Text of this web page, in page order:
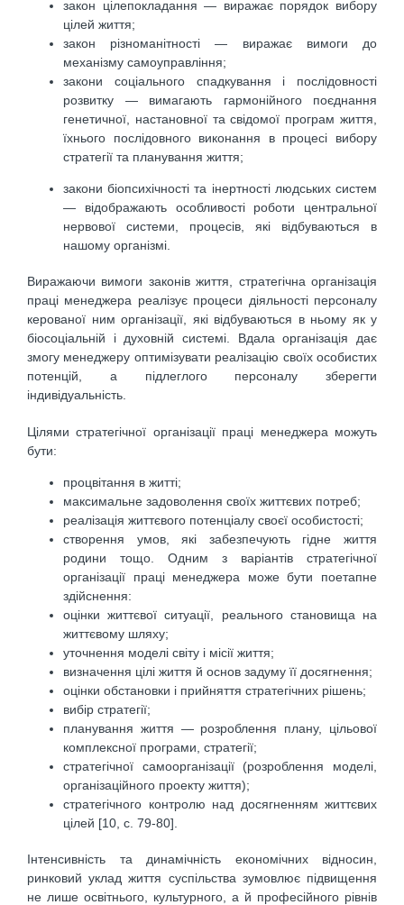
закон цілепокладання — виражає порядок вибору
цілей життя;
закон різноманітності — виражає вимоги до
механізму самоуправління;
закони соціального спадкування і послідовності
розвитку — вимагають гармонійного поєднання
генетичної, настановної та свідомої програм життя,
їхнього послідовного виконання в процесі вибору
стратегії та планування життя;
закони біопсихічності та інертності людських систем
— відображають особливості роботи центральної
нервової системи, процесів, які відбуваються в
нашому організмі.
Виражаючи вимоги законів життя, стратегічна організація
праці менеджера реалізує процеси діяльності персоналу
керованої ним організації, які відбуваються в ньому як у
біосоціальній і духовній системі. Вдала організація дає
змогу менеджеру оптимізувати реалізацію своїх особистих
потенцій, а підлеглого персоналу зберегти
індивідуальність.
Цілями стратегічної організації праці менеджера можуть
бути:
процвітання в житті;
максимальне задоволення своїх життєвих потреб;
реалізація життєвого потенціалу своєї особистості;
створення умов, які забезпечують гідне життя
родини тощо. Одним з варіантів стратегічної
організації праці менеджера може бути поетапне
здійснення:
оцінки життєвої ситуації, реального становища на
життєвому шляху;
уточнення моделі світу і місії життя;
визначення цілі життя й основ задуму її досягнення;
оцінки обстановки і прийняття стратегічних рішень;
вибір стратегії;
планування життя — розроблення плану, цільової
комплексної програми, стратегії;
стратегічної самоорганізації (розроблення моделі,
організаційного проекту життя);
стратегічного контролю над досягненням життєвих
цілей [10, c. 79-80].
Інтенсивність та динамічність економічних відносин,
ринковий уклад життя суспільства зумовлює підвищення
не лише освітнього, культурного, а й професійного рівнів